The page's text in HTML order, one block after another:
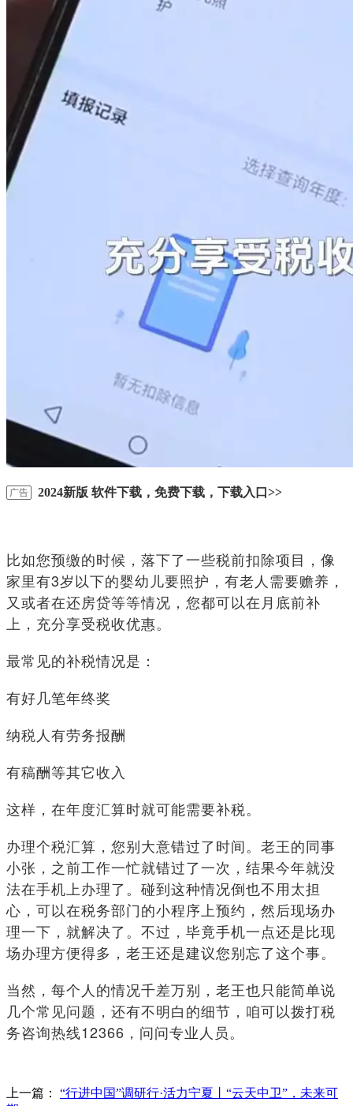
广告 2024新版 软件下载，免费下载，下载入口>>
比如您预缴的时候，落下了一些税前扣除项目，像
家里有3岁以下的婴幼儿要照护，有老人需要赡养，
又或者在还房贷等等情况，您都可以在月底前补
上，充分享受税收优惠。
最常见的补税情况是：
有好几笔年终奖
纳税人有劳务报酬
有稿酬等其它收入
这样，在年度汇算时就可能需要补税。
办理个税汇算，您别大意错过了时间。老王的同事
小张，之前工作一忙就错过了一次，结果今年就没
法在手机上办理了。碰到这种情况倒也不用太担
心，可以在税务部门的小程序上预约，然后现场办
理一下，就解决了。不过，毕竟手机一点还是比现
场办理方便得多，老王还是建议您别忘了这个事。
当然，每个人的情况千差万别，老王也只能简单说
几个常见问题，还有不明白的细节，咱可以拨打税
务咨询热线12366，问问专业人员。
上一篇： “行进中国”调研行·活力宁夏丨“云天中卫”，未来可